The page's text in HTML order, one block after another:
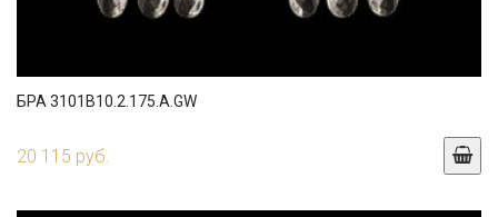
БРА 3101B10.2.175.A.GW
20 115 руб.